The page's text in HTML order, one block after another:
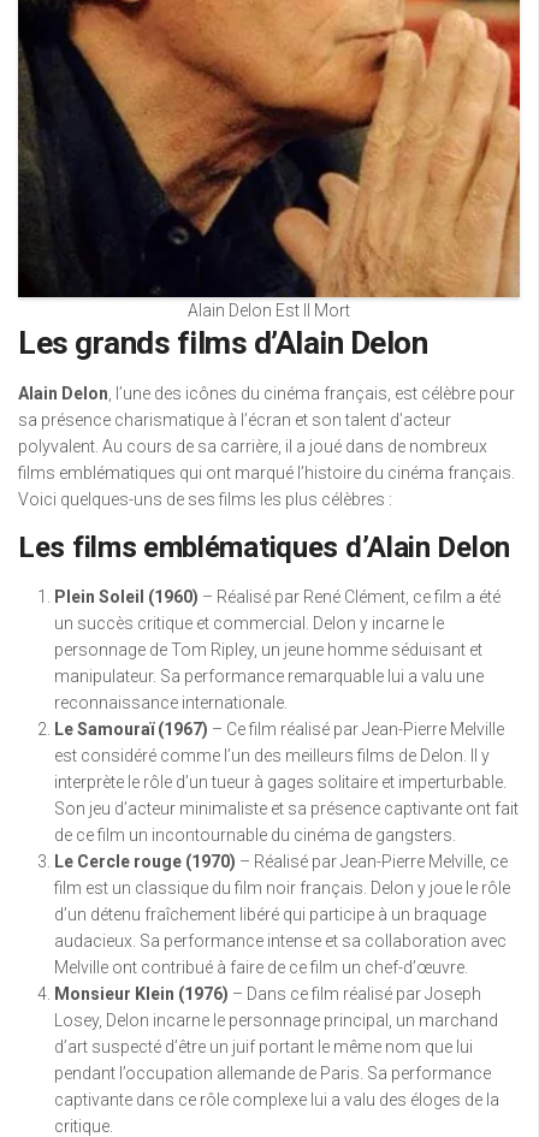
Alain Delon Est Il Mort
Les grands films d’Alain Delon
Alain Delon , l’une des icônes du cinéma français, est célèbre pour
sa présence charismatique à l’écran et son talent d’acteur
polyvalent. Au cours de sa carrière, il a joué dans de nombreux
films emblématiques qui ont marqué l’histoire du cinéma français.
Voici quelques-uns de ses films les plus célèbres :
Les films emblématiques d’Alain Delon
Plein Soleil (1960) – Réalisé par René Clément, ce film a été
un succès critique et commercial. Delon y incarne le
personnage de Tom Ripley, un jeune homme séduisant et
manipulateur. Sa performance remarquable lui a valu une
reconnaissance internationale.
Le Samouraï (1967) – Ce film réalisé par Jean-Pierre Melville
est considéré comme l’un des meilleurs films de Delon. Il y
interprète le rôle d’un tueur à gages solitaire et imperturbable.
Son jeu d’acteur minimaliste et sa présence captivante ont fait
de ce film un incontournable du cinéma de gangsters.
Le Cercle rouge (1970) – Réalisé par Jean-Pierre Melville, ce
film est un classique du film noir français. Delon y joue le rôle
d’un détenu fraîchement libéré qui participe à un braquage
audacieux. Sa performance intense et sa collaboration avec
Melville ont contribué à faire de ce film un chef-d’œuvre.
Monsieur Klein (1976) – Dans ce film réalisé par Joseph
Losey, Delon incarne le personnage principal, un marchand
d’art suspecté d’être un juif portant le même nom que lui
pendant l’occupation allemande de Paris. Sa performance
captivante dans ce rôle complexe lui a valu des éloges de la
critique.